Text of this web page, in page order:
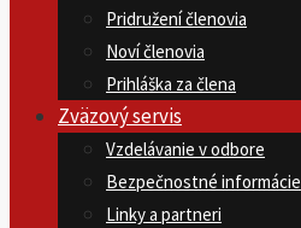
Pridružení členovia
Noví členovia
Prihláška za člena
Zväzový servis
Vzdelávanie v odbore
Bezpečnostné informácie
Linky a partneri